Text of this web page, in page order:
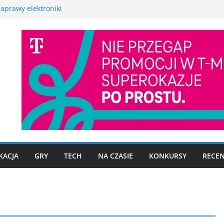
elektroniki
Huawei
– test, recenzja
fotograficznego
już nie problem
GRY TECH NA CZASIE KONKURSY